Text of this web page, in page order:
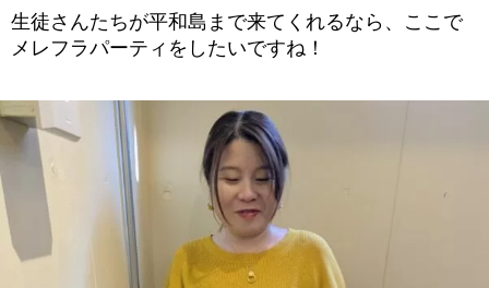
生徒さんたちが平和島まで来てくれるなら、ここで
メレフラパーティをしたいですね！